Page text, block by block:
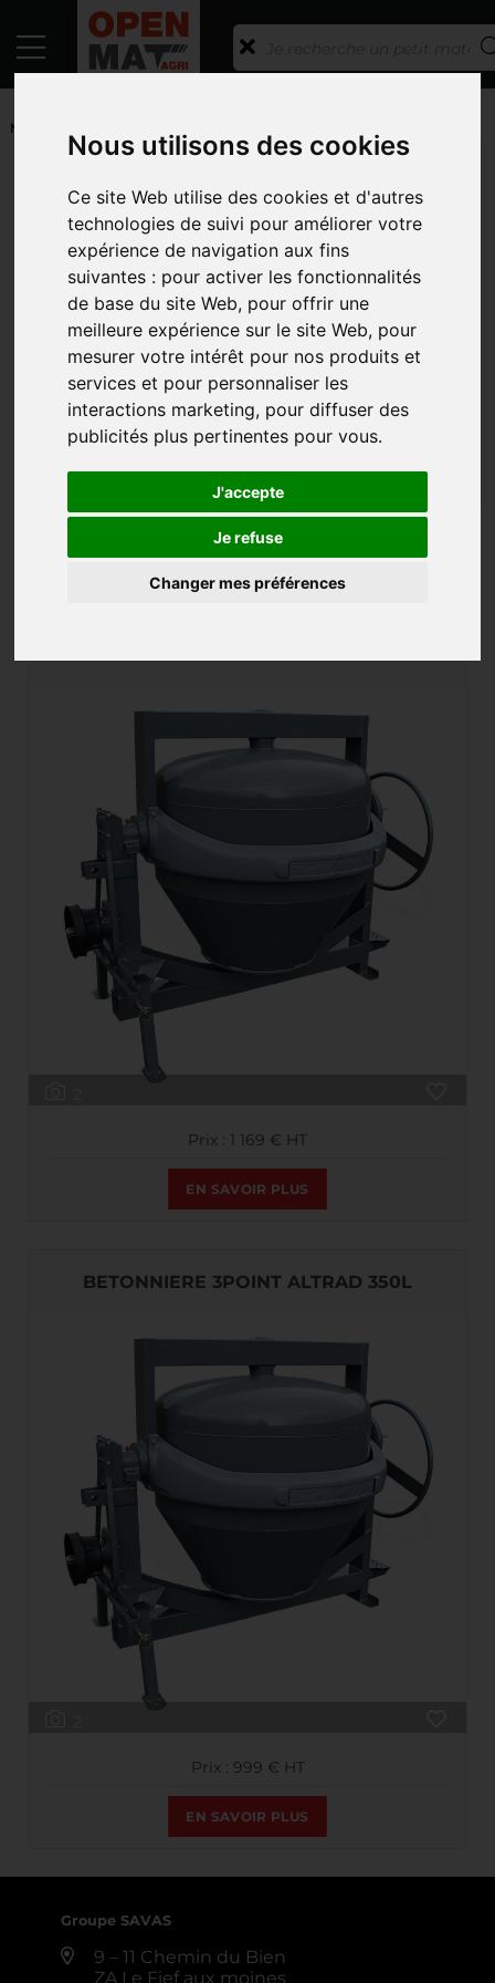
Nous utilisons des cookies
Ce site Web utilise des cookies et d'autres
technologies de suivi pour améliorer votre
expérience de navigation aux fins
suivantes : pour activer les fonctionnalités
de base du site Web, pour offrir une
meilleure expérience sur le site Web, pour
mesurer votre intérêt pour nos produits et
services et pour personnaliser les
interactions marketing, pour diffuser des
publicités plus pertinentes pour vous.
J'accepte
Je refuse
Changer mes préférences
MATERIELS
CATÉGORIES
MARQUES
MODÈLE
PRIX
PHOTOS
BETONNIERE
Créer une alerte
Prix : 1 169 € HT
EN SAVOIR PLUS
BETONNIERE 3POINT ALTRAD 350L
Prix : 999 € HT
EN SAVOIR PLUS
Groupe SAVAS
9 – 11 Chemin du Bien
ZA Le Fief aux moines